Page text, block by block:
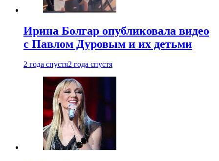
Ирина Болгар опубликовала видео
с Павлом Дуровым и их детьми
2 года спустя2 года спустя